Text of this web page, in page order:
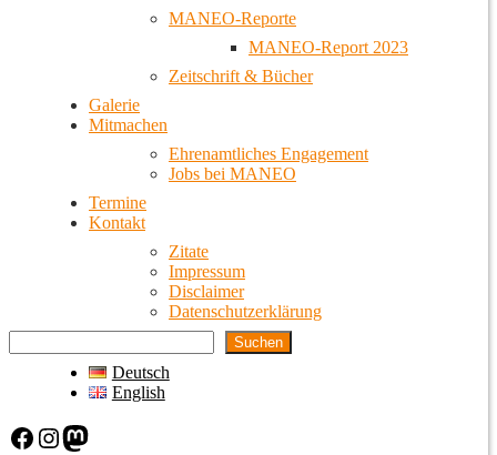
MANEO-Reporte
MANEO-Report 2023
Zeitschrift & Bücher
Galerie
Mitmachen
Ehrenamtliches Engagement
Jobs bei MANEO
Termine
Kontakt
Zitate
Impressum
Disclaimer
Datenschutzerklärung
Suchen
Deutsch
English
Facebook Instagram Mastodon